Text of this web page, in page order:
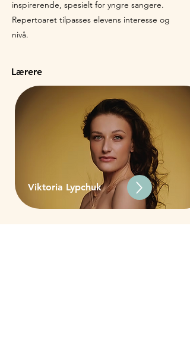
inspirerende, spesielt for yngre sangere.
Repertoaret tilpasses elevens interesse og
nivå.
Lærere
Viktoria Lypchuk